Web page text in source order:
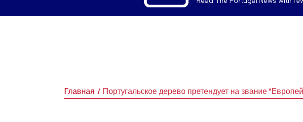
Главная Португальское дерево претендует на звание